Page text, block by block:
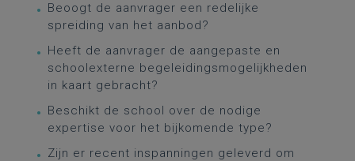
Beoogt de aanvrager een redelijke
spreiding van het aanbod?
Heeft de aanvrager de aangepaste en
schoolexterne begeleidingsmogelijkheden
in kaart gebracht?
Beschikt de school over de nodige
expertise voor het bijkomende type?
Zijn er recent inspanningen geleverd om